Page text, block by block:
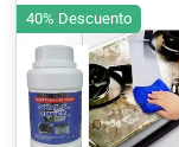
40% Descuento